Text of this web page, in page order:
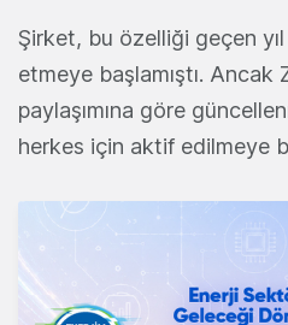
Şirket, bu özelliği geçen
etmeye başlamıştı. Ancak
paylaşımına göre
herkes için aktif edilmeye